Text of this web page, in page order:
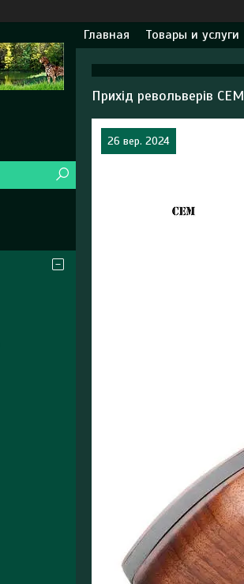
Главная Товары и услуги
Прихід револьверів СЕМ
26 вер. 2024